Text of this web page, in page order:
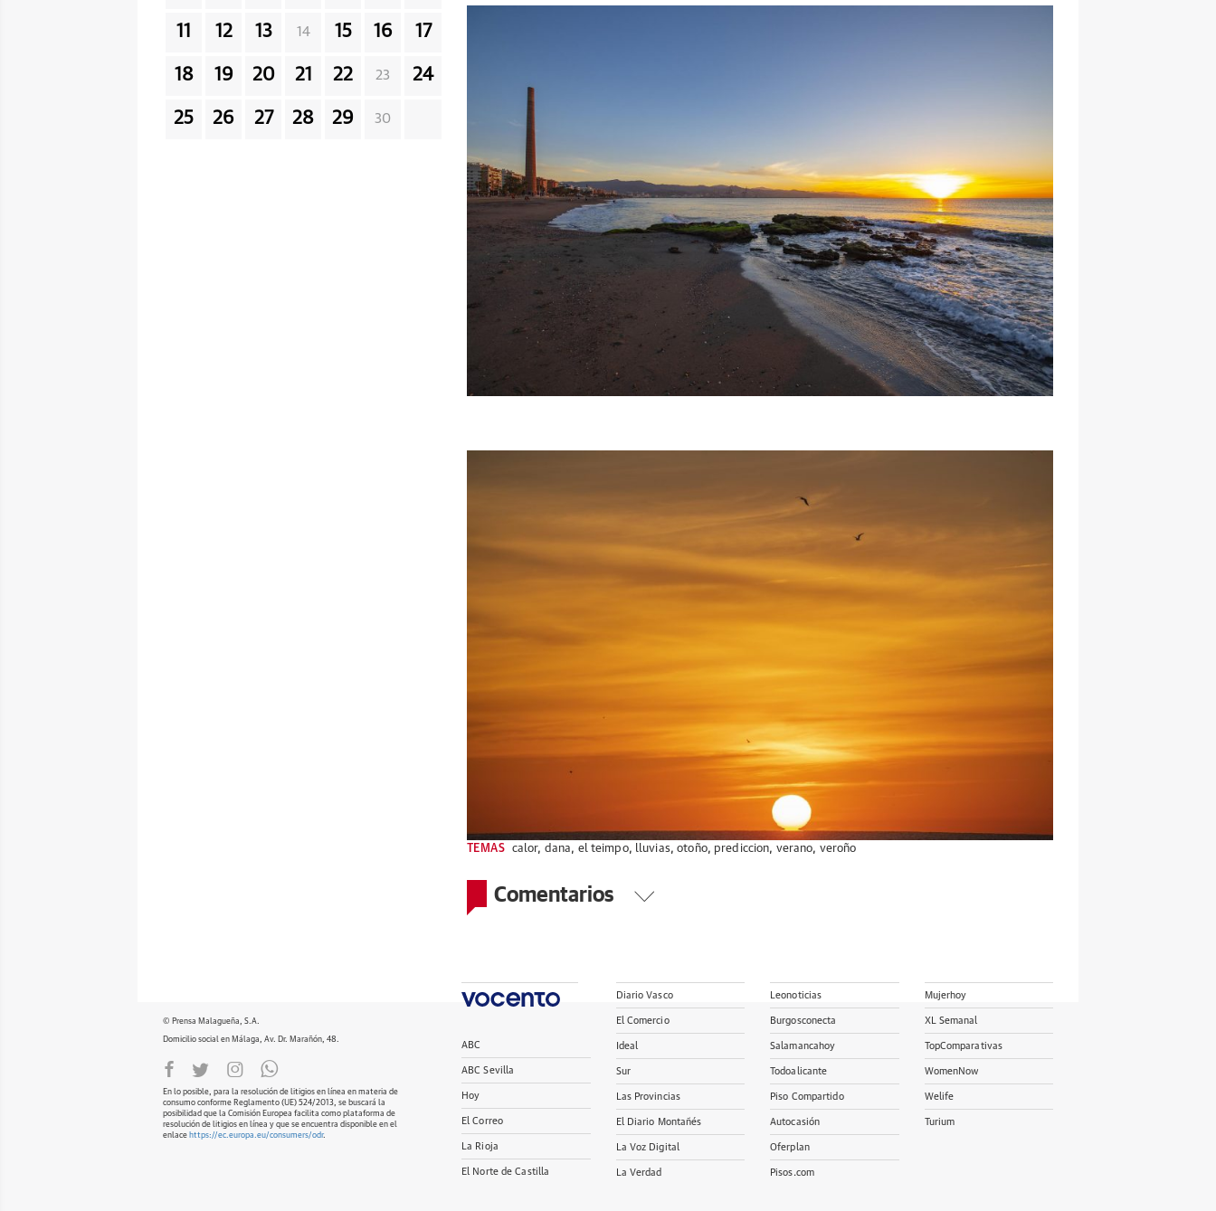
TEMAS calor, dana, el teimpo, lluvias,otoño, prediccion, verano, veroño
Comentarios
11 12 13 14 15 16 17
18 19 20 21 22 23 24
25 26 27 28 29 30
© Prensa Malagueña, S.A.
Domicilio social en Málaga, Av. Dr. Marañón, 48.
En lo posible, para la resolución de litigios en línea en materia de
consumo conforme Reglamento (UE) 524/2013, se buscará la
posibilidad que la Comisión Europea facilita como plataforma de
resolución de litigios en línea y que se encuentra disponible en el
enlace https://ec.europa.eu/consumers/odr.
ABC
ABC Sevilla
Hoy
El Correo
La Rioja
El Norte de Castilla
Diario Vasco
El Comercio
Ideal
Sur
Las Provincias
El Diario Montañés
La Voz Digital
La Verdad
Leonoticias
Burgosconecta
Salamancahoy
Todoalicante
Piso Compartido
Autocasión
Oferplan
Pisos.com
Mujerhoy
XL Semanal
TopComparativas
WomenNow
Welife
Turium